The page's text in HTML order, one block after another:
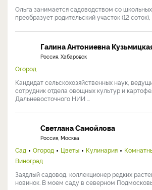
Ольга занимается садоводством со школьных
преобразует родительский участок (12 соток),
Галина Антониевна
Россия, Хабаровск
Огород
Кандидат сельскохозяйственных наук,
сотрудник отдела овощных культур и
Дальневосточного НИИ ...
Светлана Самойлова
Россия, Москва
Сад Огород Цветы Кулинария
Виноград
Заядлый садовод, коллекционер редких
новинок. В моем саду в северном